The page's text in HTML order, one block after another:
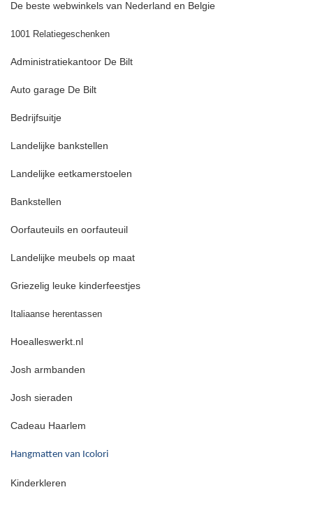
De beste webwinkels van Nederland en Belgie
1001 Relatiegeschenken
Administratiekantoor De Bilt
Auto garage De Bilt
Bedrijfsuitje
Landelijke bankstellen
Landelijke eetkamerstoelen
Bankstellen
Oorfauteuils en oorfauteuil
Landelijke meubels op maat
Griezelig leuke kinderfeestjes
Italiaanse herentassen
Hoealleswerkt.nl
Josh armbanden
Josh sieraden
Cadeau Haarlem
Hangmatten van Icolori
Kinderkleren